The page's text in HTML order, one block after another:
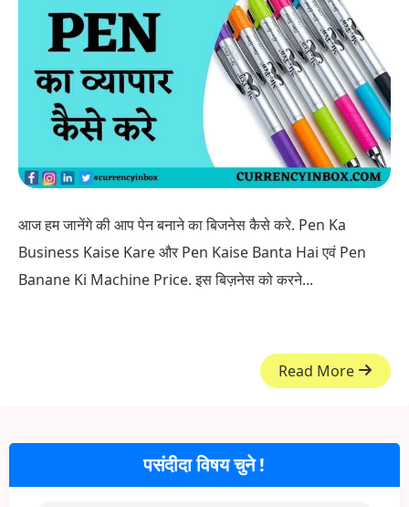
आज हम जानेंगे की आप पेन बनाने का बिजनेस कैसे करे. Pen Ka
Business Kaise Kare और Pen Kaise Banta Hai एवं Pen
Banane Ki Machine Price. इस बिज़नेस को करने...
Read More
पसंदीदा विषय चुने !